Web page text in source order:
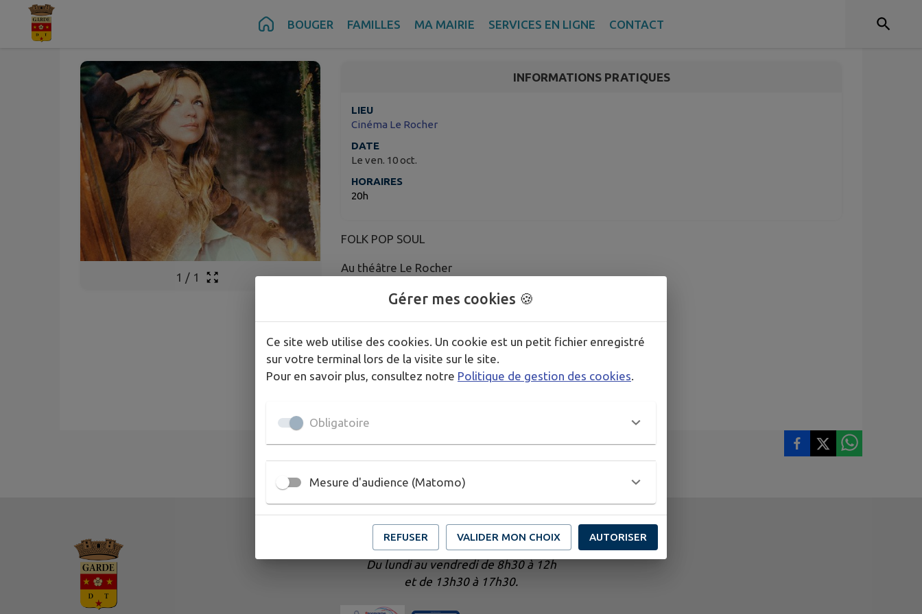
Contenu Pied de page BOUGER FAMILLES MA MAIRIE SERVICES EN LIGNE CONTACT
1 / 1
INFORMATIONS PRATIQUES
LIEU
Cinéma Le Rocher
DATE
Le ven. 10 oct.
HORAIRES
20h
FOLK POP SOUL
Au théâtre Le Rocher
Plus d'infos & Billetterie
Horaires de la mairie
Du lundi au vendredi de 8h30 à 12h
et de 13h30 à 17h30.
Gérer mes cookies 🍪
Ce site web utilise des cookies. Un cookie est un petit fichier enregistré
sur votre terminal lors de la visite sur le site.
Pour en savoir plus, consultez notre Politique de gestion des cookies
Obligatoire
Mesure d'audience (Matomo)
REFUSER VALIDER MON CHOIX AUTORISER